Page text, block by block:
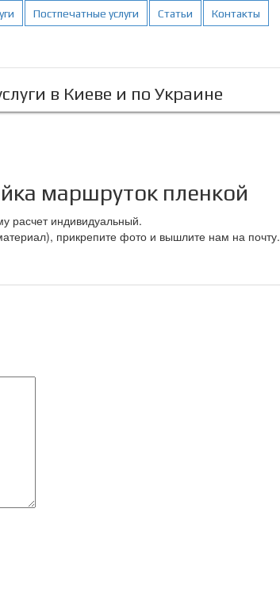
Постпечатные услуги Статьи Контакты
в Киеве и по Украине
маршруток пленкой
расчет индивидуальный.
прикрепите фото и вышлите нам на почту.